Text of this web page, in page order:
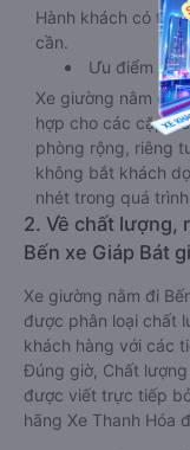
Hành khách có thể
cần.
Ưu điểm
Xe giường nằm đôi
hợp cho các cặp
phòng rộng, riêng
không bắt khách
nhét trong quá
2. Về chất lượng,
Bến xe Giáp Bát
Xe giường nằm đi
được phân loại chất
khách hàng với các
Đúng giờ, Chất
được viết trực tiếp
hãng Xe Thanh Hóa